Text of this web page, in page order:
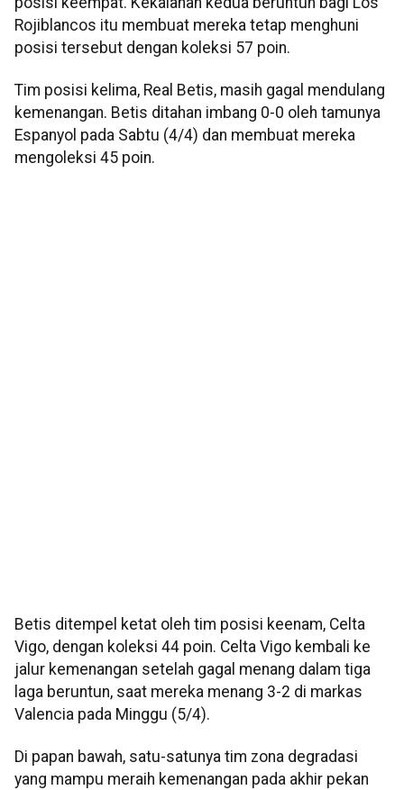
Rojiblancos itu membuat mereka tetap menghuni
posisi tersebut dengan koleksi 57 poin.
Tim posisi kelima, Real Betis, masih gagal mendulang
kemenangan. Betis ditahan imbang 0-0 oleh tamunya
Espanyol pada Sabtu (4/4) dan membuat mereka
mengoleksi 45 poin.
Betis ditempel ketat oleh tim posisi keenam, Celta
Vigo, dengan koleksi 44 poin. Celta Vigo kembali ke
jalur kemenangan setelah gagal menang dalam tiga
laga beruntun, saat mereka menang 3-2 di markas
Valencia pada Minggu (5/4).
Di papan bawah, satu-satunya tim zona degradasi
yang mampu meraih kemenangan pada akhir pekan